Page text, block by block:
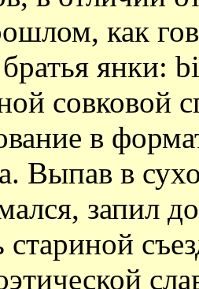
как
янки:
совковой
в
Выпав в
запил
стариной